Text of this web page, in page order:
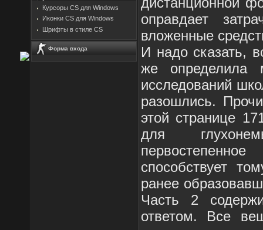
Курсоры CS для Windows
Иконки CS для Windows
Шрифты в стиле CS
Форма входа
оправдает
вложенные
И надо сказать,
же определила
исследований
разошлись.
этой странице
для
способствует
ранее
Часть 2
ответом. Все